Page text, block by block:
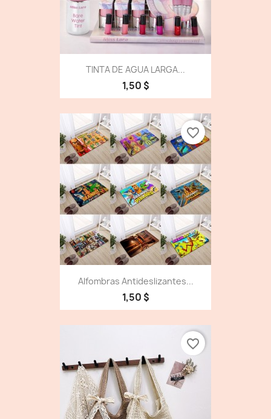
TINTA DE AGUA LARGA...
1,50 $
Alfombras Antideslizantes...
1,50 $
favorite_border
favorite_border